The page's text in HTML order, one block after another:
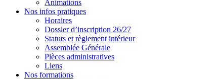
Animations
Nos infos pratiques
Horaires
Dossier d’inscription 26/27
Statuts et règlement intérieur
Assemblée Générale
Pièces administratives
Liens
Nos formations